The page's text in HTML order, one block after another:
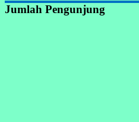
Jumlah Pengunjung